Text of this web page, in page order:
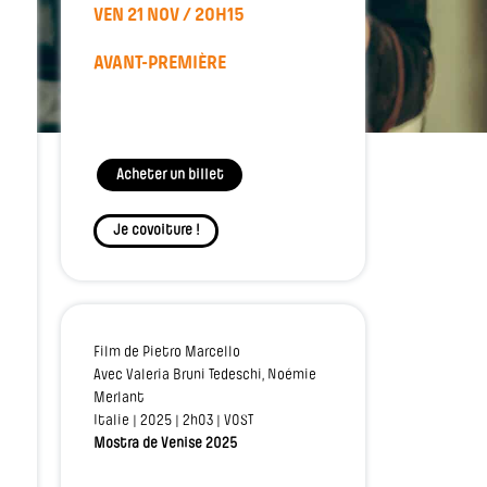
VEN 21 NOV / 20H15
AVANT-PREMIÈRE
Acheter un billet
Je covoiture !
Film de Pietro Marcello
Avec Valeria Bruni Tedeschi, Noémie
Merlant
Italie | 2025 | 2h03 | VOST
Mostra de Venise 2025